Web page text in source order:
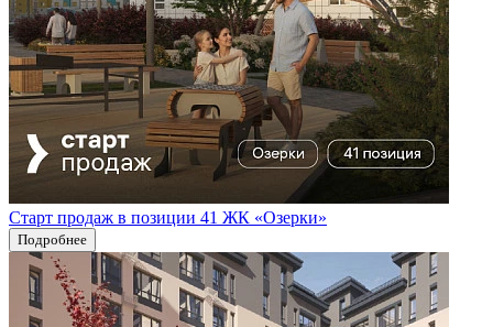
Старт продаж в позиции 41 ЖК «Озерки»
Подробнее